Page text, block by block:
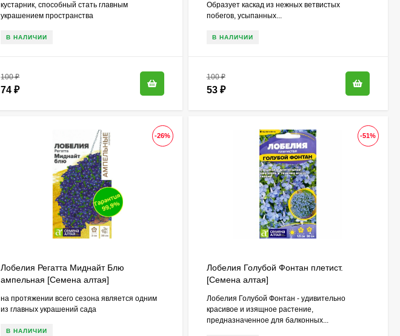
кустарник, способный стать главным
украшением пространства
В НАЛИЧИИ
100₽
74₽
Образует каскад из нежных ветвистых
побегов, усыпанных...
В НАЛИЧИИ
100₽
53 ₽
-26%
Лобелия Регатта Миднайт Блю
ампельная [Семена алтая]
на протяжении всего сезона является одним
из главных украшений сада
В НАЛИЧИИ
-51%
Лобелия Голубой Фонтан плетист.
[Семена алтая]
Лобелия Голубой Фонтан - удивительно
красивое и изящное растение,
предназначенное для балконных...